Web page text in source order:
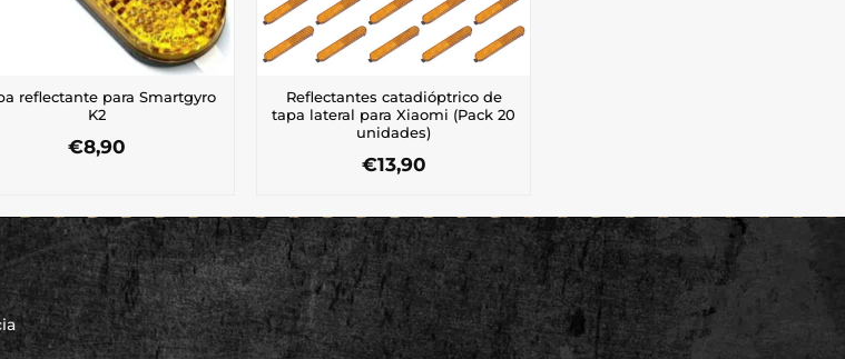
reflectante para Smartgyro
K2
€8,90
Reflectantes catadióptrico de
tapa lateral para Xiaomi (Pack 20
unidades)
€13,90